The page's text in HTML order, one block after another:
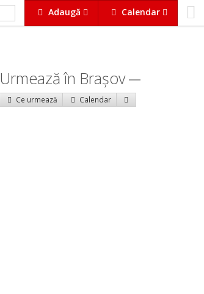
Adaugă Calendar
Urmează în Braşov
Ce urmează Calendar